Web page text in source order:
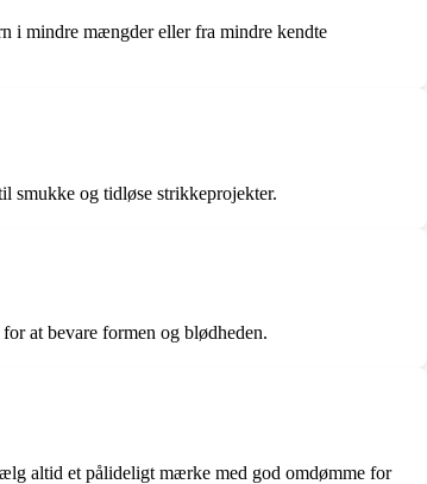
i mindre mængder eller fra mindre kendte
smukke og tidløse strikkeprojekter.
at bevare formen og blødheden.
altid et pålideligt mærke med god omdømme for